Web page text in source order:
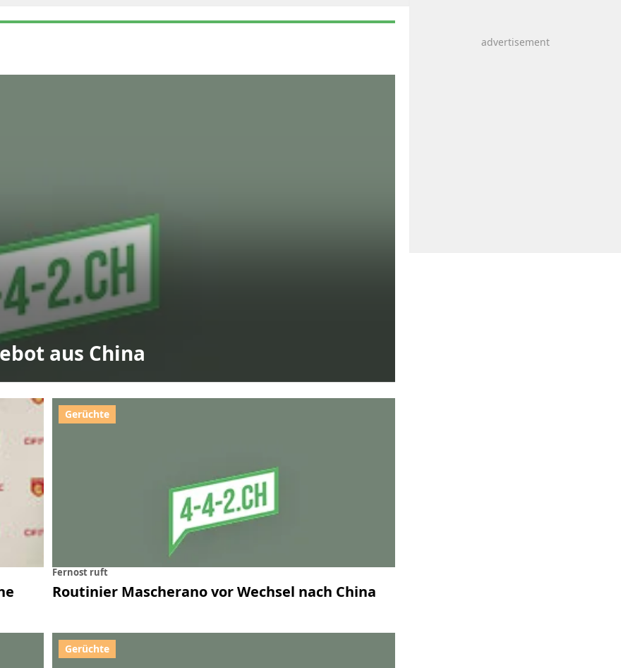
aus China
Fernost ruft
Routinier Mascherano vor Wechsel nach China